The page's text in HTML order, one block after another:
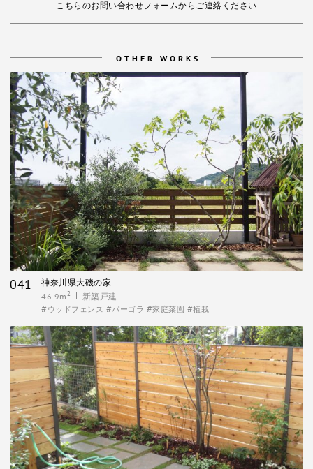
こちらのお問い合わせフォームからご連絡ください
OTHER WORKS
041
神奈川県大磯の家
46.9m2 新築戸建
ウッドフェンス パーゴラ 家庭菜園 植栽